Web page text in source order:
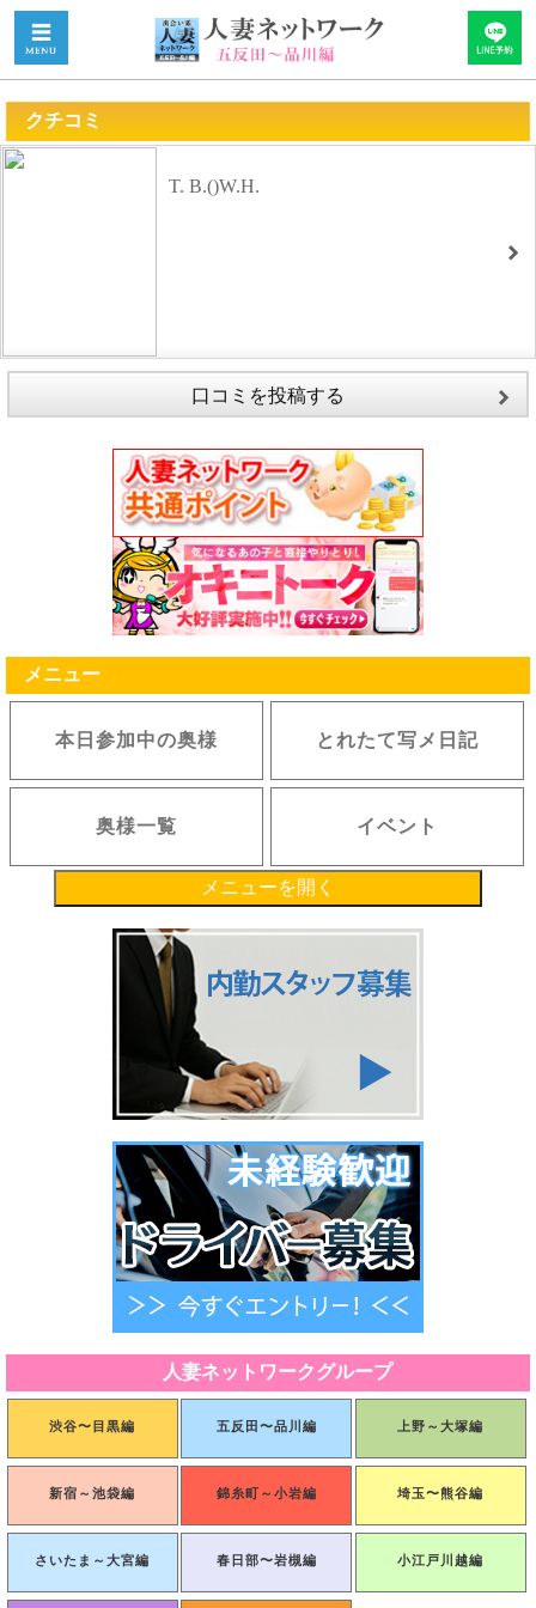
クチコミ
T. B.()W.H.
口コミを投稿する
メニュー
本日参加中の奥様 とれたて写メ日記
奥様一覧 イベント
メニューを開く
人妻ネットワークグループ
渋谷〜目黒編 五反田〜品川編 上野～大塚編
新宿～池袋編 錦糸町～小岩編 埼玉〜熊谷編
さいたま～大宮編 春日部〜岩槻編 小江戸川越編